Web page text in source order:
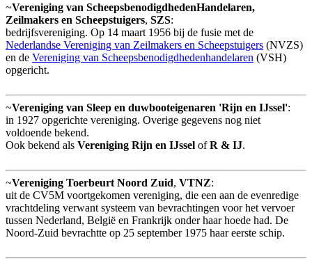
~Vereniging van ScheepsbenodigdhedenHandelaren,
Zeilmakers en Scheepstuigers, SZS:
bedrijfsvereniging. Op 14 maart 1956 bij de fusie met de
Nederlandse Vereniging van Zeilmakers en Scheepstuigers (NVZS)
en de Vereniging van Scheepsbenodigdhedenhandelaren (VSH)
opgericht.
~Vereniging van Sleep en duwbooteigenaren 'Rijn en IJssel':
in 1927 opgerichte vereniging. Overige gegevens nog niet
voldoende bekend.
Ook bekend als Vereniging Rijn en IJssel ofR & IJ.
~Vereniging Toerbeurt Noord Zuid, VTNZ:
uit de CV5M voortgekomen vereniging, die een aan de evenredige
vrachtdeling verwant systeem van bevrachtingen voor het vervoer
tussen Nederland, België en Frankrijk onder haar hoede had. De
Noord-Zuid bevrachtte op 25 september 1975 haar eerste schip.